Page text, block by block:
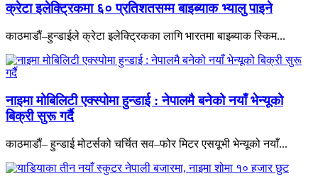
क्रेटा इलेक्ट्रिकमा ६० प्रतिशतसम्म बाइब्याक भ्यालु पाइने
काठमाडौं–हुन्डाईले क्रेटा इलेक्ट्रिकका लागि भारतमा बाइब्याक स्किम...
नाइमा मोबिलिटी एक्स्पोमा हुन्डाई : नेपालमै बनेको नयाँ भेन्यूको
बिक्री सुरू गर्दै
काठमाडौं– हुन्डाई मोटर्सको चर्चित सव–फोर मिटर एसयूभी भेन्यूको नयाँ...